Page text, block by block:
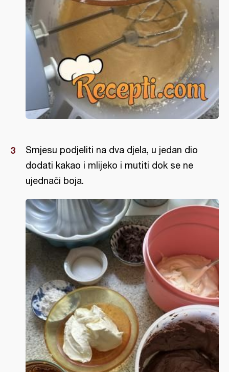
Smjesu podjeliti na dva djela, u jedan dio
dodati kakao i mlijeko i mutiti dok se ne
ujednači boja.